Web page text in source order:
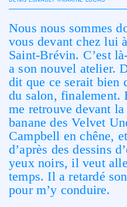
Nous nous sommes
vous devant chez lui
Saint-Brévin. C’est
a son nouvel atelier.
dit que ce serait bien
du salon, finalement.
me retrouve devant
banane des Velvet
Campbell en chêne,
d’après des dessins
yeux noirs, il veut
temps. Il a retardé
pour m’y conduire.